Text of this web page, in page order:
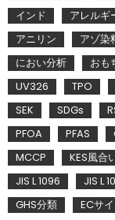
インド
アレルギ
アニリン
アゾ染
におい分析
おも
UV326
TPO
SEK
SDGs
PFOA
PFAS
MCCP
KES風合
JIS L 1096
JIS L
GHS分類
ECサ